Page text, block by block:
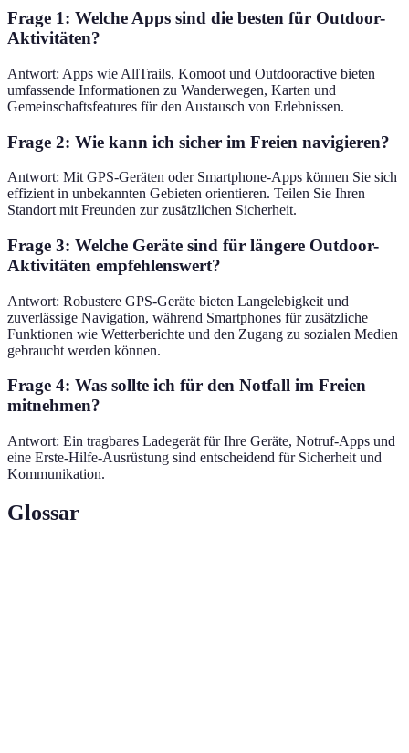
Frage 1: Welche Apps sind die besten für Outdoor-
Aktivitäten?
Antwort: Apps wie AllTrails, Komoot und Outdooractive bieten
umfassende Informationen zu Wanderwegen, Karten und
Gemeinschaftsfeatures für den Austausch von Erlebnissen.
Frage 2: Wie kann ich sicher im Freien navigieren?
Antwort: Mit GPS-Geräten oder Smartphone-Apps können Sie sich
effizient in unbekannten Gebieten orientieren. Teilen Sie Ihren
Standort mit Freunden zur zusätzlichen Sicherheit.
Frage 3: Welche Geräte sind für längere Outdoor-
Aktivitäten empfehlenswert?
Antwort: Robustere GPS-Geräte bieten Langelebigkeit und
zuverlässige Navigation, während Smartphones für zusätzliche
Funktionen wie Wetterberichte und den Zugang zu sozialen Medien
gebraucht werden können.
Frage 4: Was sollte ich für den Notfall im Freien
mitnehmen?
Antwort: Ein tragbares Ladegerät für Ihre Geräte, Notruf-Apps und
eine Erste-Hilfe-Ausrüstung sind entscheidend für Sicherheit und
Kommunikation.
Glossar